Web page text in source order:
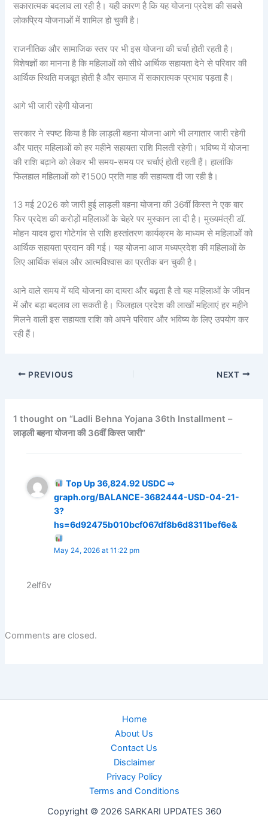
सकारात्मक बदलाव ला रही है। यही कारण है कि यह योजना प्रदेश की सबसे
लोकप्रिय योजनाओं में शामिल हो चुकी है।
राजनीतिक और सामाजिक स्तर पर भी इस योजना की चर्चा होती रहती है।
विशेषज्ञों का मानना है कि महिलाओं को सीधे आर्थिक सहायता देने से परिवार की
आर्थिक स्थिति मजबूत होती है और समाज में सकारात्मक प्रभाव पड़ता है।
आगे भी जारी रहेगी योजना
सरकार ने स्पष्ट किया है कि लाड़ली बहना योजना आगे भी लगातार जारी रहेगी
और पात्र महिलाओं को हर महीने सहायता राशि मिलती रहेगी। भविष्य में योजना
की राशि बढ़ाने को लेकर भी समय-समय पर चर्चाएं होती रहती हैं। हालांकि
फिलहाल महिलाओं को ₹1500 प्रति माह की सहायता दी जा रही है।
13 मई 2026 को जारी हुई लाड़ली बहना योजना की 36वीं किस्त ने एक बार
फिर प्रदेश की करोड़ों महिलाओं के चेहरे पर मुस्कान ला दी है। मुख्यमंत्री डॉ.
मोहन यादव द्वारा गोटेगांव से राशि हस्तांतरण कार्यक्रम के माध्यम से महिलाओं को
आर्थिक सहायता प्रदान की गई। यह योजना आज मध्यप्रदेश की महिलाओं के
लिए आर्थिक संबल और आत्मविश्वास का प्रतीक बन चुकी है।
आने वाले समय में यदि योजना का दायरा और बढ़ता है तो यह महिलाओं के जीवन
में और बड़ा बदलाव ला सकती है। फिलहाल प्रदेश की लाखों महिलाएं हर महीने
मिलने वाली इस सहायता राशि को अपने परिवार और भविष्य के लिए उपयोग कर
रही हैं।
PREVIOUS NEXT
1 thought on “Ladli Behna Yojana 36th Installment –
लाड़ली बहना योजना की 36वीं किस्त जारी”
Top Up 36,824.92 USDC ⇨
graph.org/BALANCE-3682444-USD-04-21-
3?
hs=6d92475b010bcf067df8b6d8311bef6e&
May 24, 2026 at 11:22 pm
2elf6v
Comments are closed.
Home
About Us
Contact Us
Disclaimer
Privacy Policy
Terms and Conditions
Copyright © 2026 SARKARI UPDATES 360